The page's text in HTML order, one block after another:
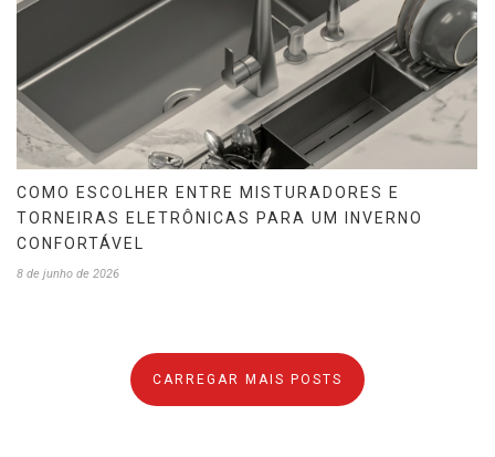
COMO ESCOLHER ENTRE MISTURADORES E
TORNEIRAS ELETRÔNICAS PARA UM INVERNO
CONFORTÁVEL
8 de junho de 2026
CARREGAR MAIS POSTS